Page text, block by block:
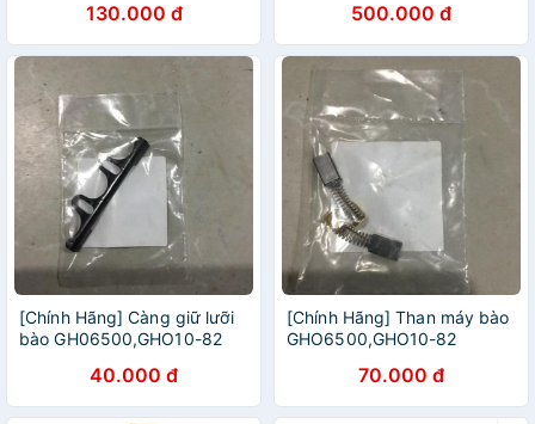
130.000 đ 500.000 đ
[Chính Hãng] Càng giữ lưỡi
bào GH06500,GHO10-82
40.000 đ
[Chính Hãng] Than máy bào
GHO6500,GHO10-82
70.000 đ